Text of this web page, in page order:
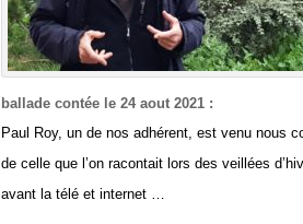
ballade contée le 24 aout 2021 :
Paul Roy, un de nos adhérent, est venu nous
de celle que l’on racontait lors des veillées
avant la télé et internet …